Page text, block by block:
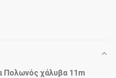
Πολωνός χάλυβα 11m